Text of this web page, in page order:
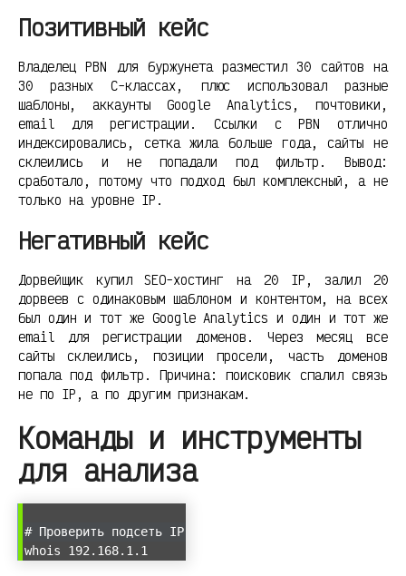
Позитивный кейс
Владелец PBN для буржунета разместил 30 сайтов на
30 разных C-классах, плюс использовал разные
шаблоны, аккаунты Google Analytics, почтовики,
email для регистрации. Ссылки с PBN отлично
индексировались, сетка жила больше года, сайты не
склеились и не попадали под фильтр. Вывод:
сработало, потому что подход был комплексный, а не
только на уровне IP.
Негативный кейс
Дорвейщик купил SEO-хостинг на 20 IP, залил 20
дорвеев с одинаковым шаблоном и контентом, на всех
был один и тот же Google Analytics и один и тот же
email для регистрации доменов. Через месяц все
сайты склеились, позиции просели, часть доменов
попала под фильтр. Причина: поисковик спалил связь
не по IP, а по другим признакам.
Команды и инструменты
для анализа
# Проверить подсеть IP
whois 192.168.1.1